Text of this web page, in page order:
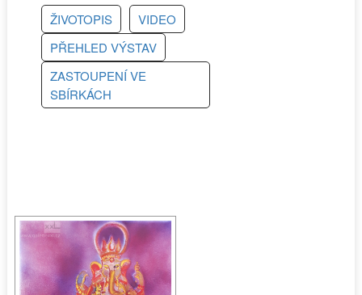
ŽIVOTOPIS
VIDEO
PŘEHLED VÝSTAV
ZASTOUPENÍ VE
SBÍRKÁCH